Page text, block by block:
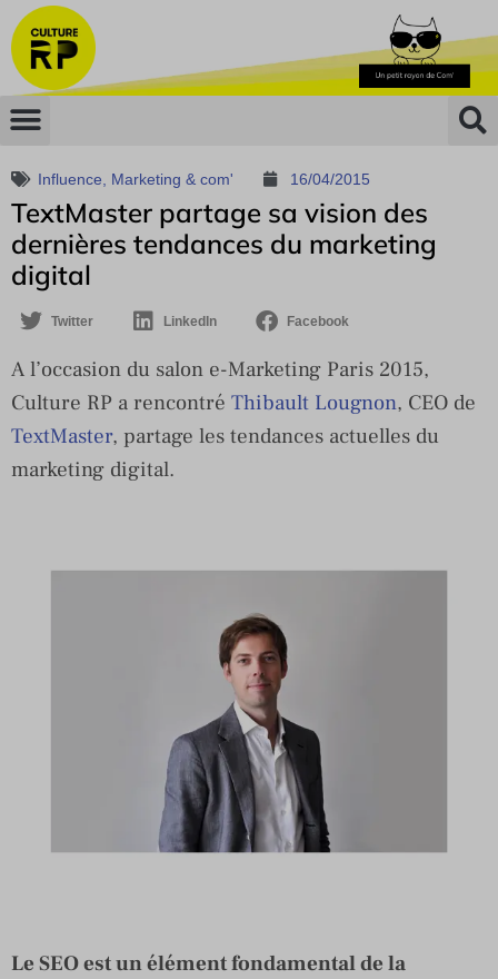
Influence Marketing & com' 16/04/2015
TextMaster partage sa vision des
dernières tendances du marketing
digital
Twitter LinkedIn Facebook
A l’occasion du salon e-Marketing Paris 2015,
Culture RP a rencontré Thibault Lougnon, CEO de
TextMaster, partage les tendances actuelles du
marketing digital.
Le SEO est un élément fondamental de la